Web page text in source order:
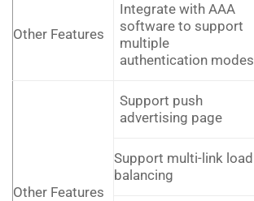
Other Features
Integrate with AAA
software to support
multiple
authentication modes
Other Features
Support push
advertising page
Support multi-link load
balancing